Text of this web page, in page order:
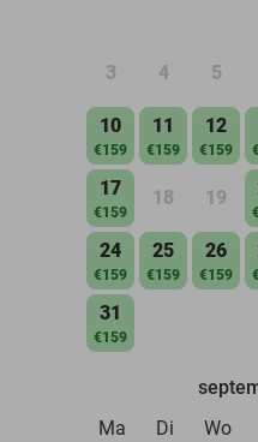
3 4 5
10
€159
11
€159
12
€159
17
€159
18 19
24
€159
25
€159
26
€159
31
€159
Ma
Di Wo